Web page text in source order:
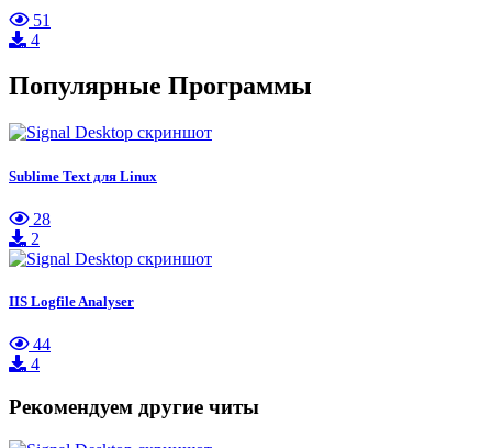
51
4
Популярные Программы
Sublime Text для Linux
28
2
IIS Logfile Analyser
44
4
Рекомендуем другие читы